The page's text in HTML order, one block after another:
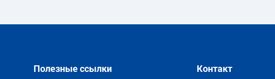
Полезные ссылки Контакт